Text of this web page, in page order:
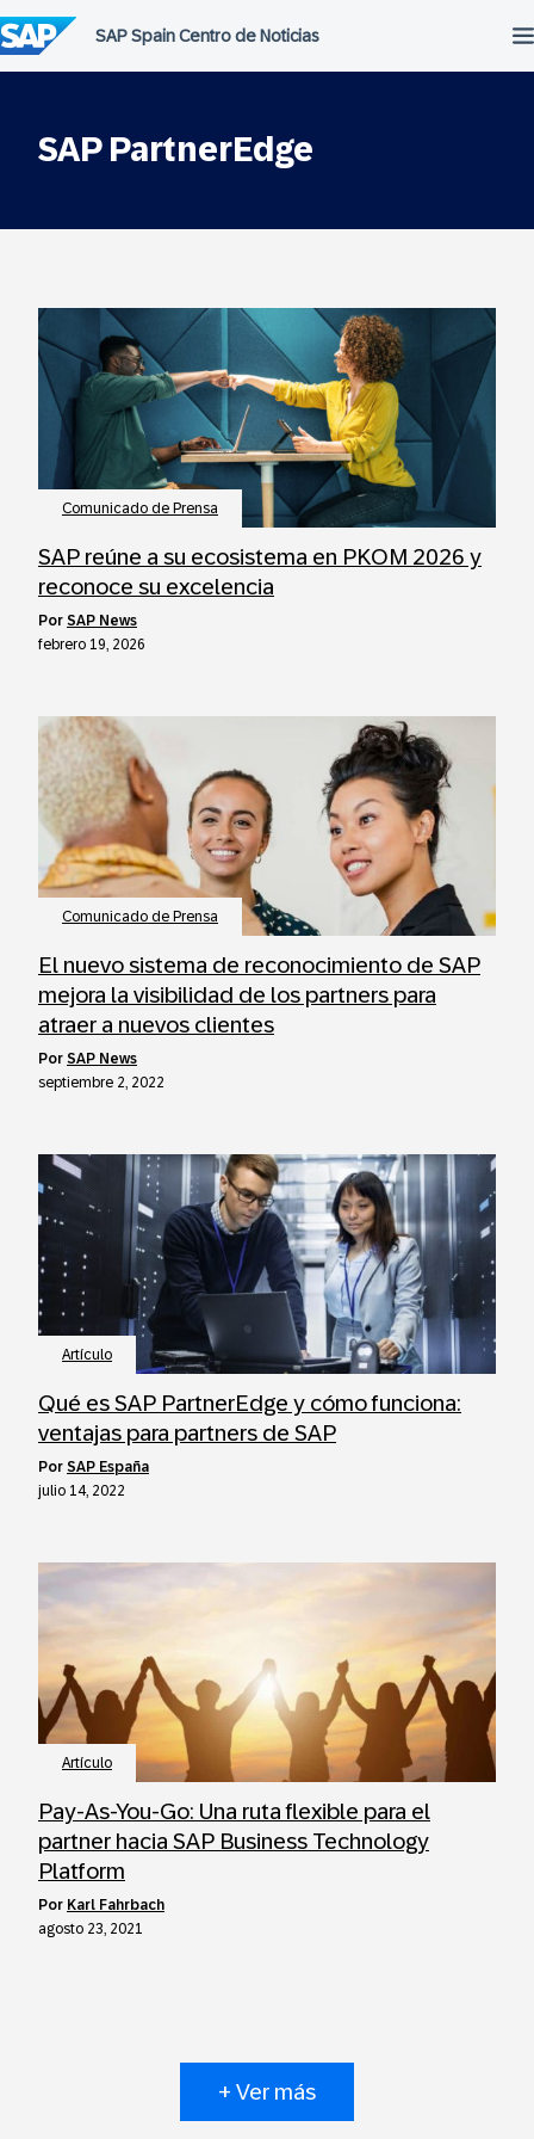
al
contenido
SAP PartnerEdge
Comunicado de Prensa
SAP reúne a su ecosistema en PKOM 2026 y
reconoce su excelencia
por SAP News
febrero 19, 2026
Comunicado de Prensa
El nuevo sistema de reconocimiento de SAP
mejora la visibilidad de los partners para
atraer a nuevos clientes
por SAP News
septiembre 2, 2022
Artículo
Qué es SAP PartnerEdge y cómo funciona:
ventajas para partners de SAP
por SAP España
julio 14, 2022
Artículo
Pay-As-You-Go: Una ruta flexible para el
partner hacia SAP Business Technology
Platform
por Karl Fahrbach
agosto 23, 2021
+ Ver más